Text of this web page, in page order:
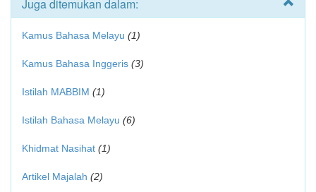
Juga ditemukan dalam:
Kamus Bahasa Melayu (1)
Kamus Bahasa Inggeris (3)
Istilah MABBIM (1)
Istilah Bahasa Melayu (6)
Khidmat Nasihat (1)
Artikel Majalah (2)